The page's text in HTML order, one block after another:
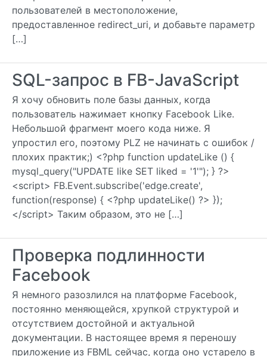
пользователей в местоположение,
предоставленное redirect_uri, и добавьте параметр
[…]
SQL-запрос в FB-JavaScript
Я хочу обновить поле базы данных, когда
пользователь нажимает кнопку Facebook Like.
Небольшой фрагмент моего кода ниже. Я
упростил его, поэтому PLZ не начинать с ошибок /
плохих практик;) <?php function updateLike () {
mysql_query("UPDATE like SET liked = '1'"); } ?>
<script> FB.Event.subscribe('edge.create',
function(response) { <?php updateLike() ?> });
</script> Таким образом, это не […]
Проверка подлинности
Facebook
Я немного разозлился на платформе Facebook,
постоянно меняющейся, хрупкой структурой и
отсутствием достойной и актуальной
документации. В настоящее время я переношу
приложение из FBML сейчас, когда оно устарело в